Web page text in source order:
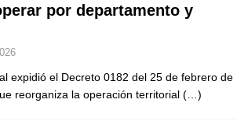
por departamento y
expidió el Decreto 0182 del 25 de febrero de
reorganiza la operación territorial (…)